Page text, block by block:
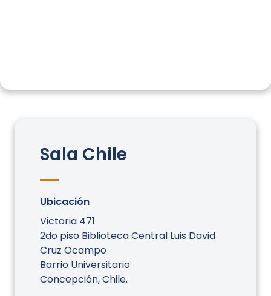
Sala Chile
Ubicación
Victoria 471
2do piso Biblioteca Central Luis David
Cruz Ocampo
Barrio Universitario
Concepción, Chile.